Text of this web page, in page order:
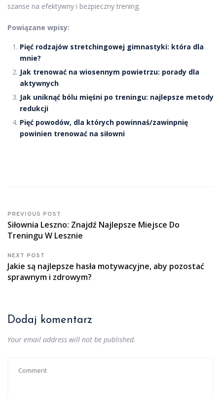
szanse na efektywny i bezpieczny trening.
Powiązane wpisy:
Pięć rodzajów stretchingowej gimnastyki: która dla
mnie?
Jak trenować na wiosennym powietrzu: porady dla
aktywnych
Jak uniknąć bólu mięśni po treningu: najlepsze metody
redukcji
Pięć powodów, dla których powinnaś/zawinpnię
powinien trenować na siłowni
PREVIOUS POST
Siłownia Leszno: Znajdź Najlepsze Miejsce Do
Treningu W Lesznie
NEXT POST
Jakie są najlepsze hasła motywacyjne, aby pozostać
sprawnym i zdrowym?
Dodaj komentarz
Your email address will not be published.